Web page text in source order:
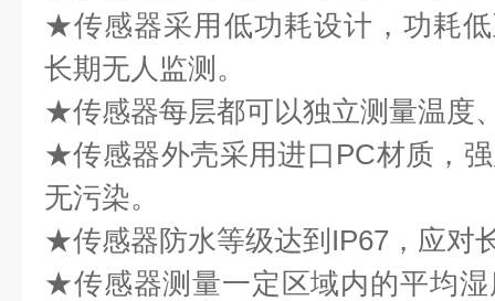
★传感器采用低功耗设计，功耗
长期无人监测。
★传感器每层都可以独立测量温度
★传感器外壳采用进口PC材质，
无污染。
★传感器防水等级达到IP67，应对
★传感器测量一定区域内的平均